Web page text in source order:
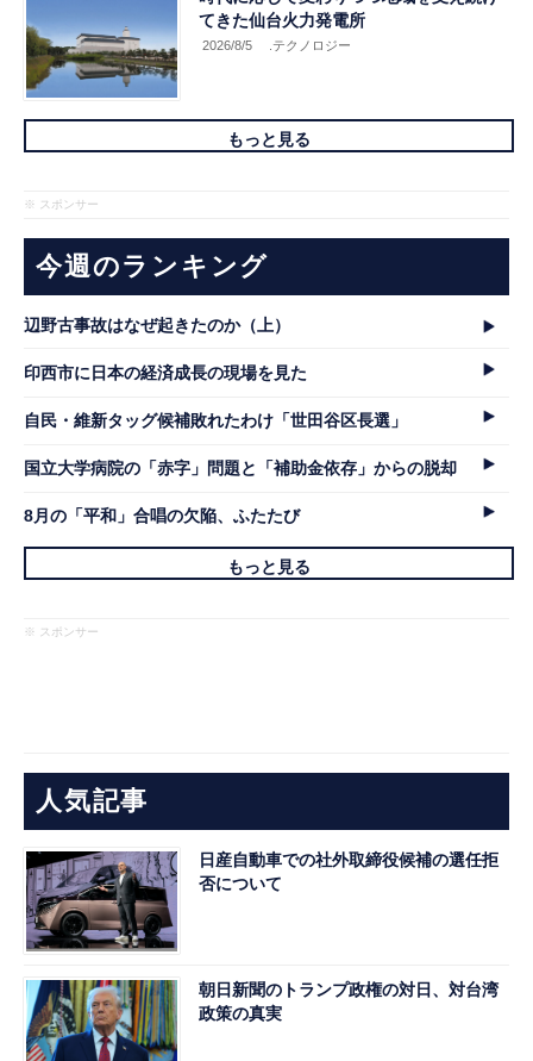
てきた仙台火力発電所
2026/8/5 .テクノロジー
もっと見る
※ スポンサー
今週のランキング
辺野古事故はなぜ起きたのか（上）
印西市に日本の経済成長の現場を見た
自民・維新タッグ候補敗れたわけ「世田谷区長選」
国立大学病院の「赤字」問題と「補助金依存」からの脱却
8月の「平和」合唱の欠陥、ふたたび
もっと見る
※ スポンサー
人気記事
日産自動車での社外取締役候補の選任拒
否について
朝日新聞のトランプ政権の対日、対台湾
政策の真実